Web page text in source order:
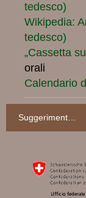
tedesco)
Wikipedia:
tedesco)
„Cassetta
orali
Calendario
Suggerimento: Stabilire i tipi di suoli